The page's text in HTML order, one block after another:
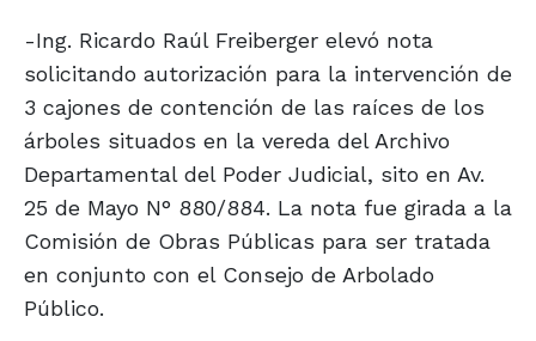
-Ing. Ricardo Raúl Freiberger elevó nota
solicitando autorización para la intervención de
3 cajones de contención de las raíces de los
árboles situados en la vereda del Archivo
Departamental del Poder Judicial, sito en Av.
25 de Mayo N° 880/884. La nota fue girada a la
Comisión de Obras Públicas para ser tratada
en conjunto con el Consejo de Arbolado
Público.